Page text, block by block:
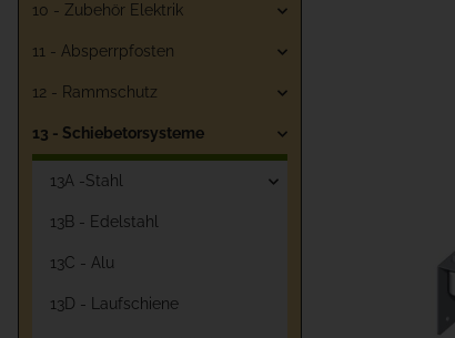
10 - Zubehör Elektrik
11 - Absperrpfosten
12 - Rammschutz
13 - Schiebetorsysteme
13A -Stahl
13B - Edelstahl
13C - Alu
13D - Laufschiene